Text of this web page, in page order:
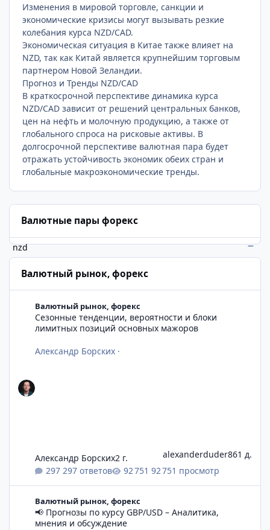
Изменения в мировой торговле, санкции и
экономические кризисы могут вызывать резкие
колебания курса NZD/CAD.
Экономическая ситуация в Китае также влияет на
NZD, так как Китай является крупнейшим торговым
партнером Новой Зеландии.
Прогноз и Тренды NZD/CAD
В краткосрочной перспективе динамика курса
NZD/CAD зависит от решений центральных банков,
цен на нефть и молочную продукцию, а также от
глобального спроса на рисковые активы. В
долгосрочной перспективе валютная пара будет
отражать устойчивость экономик обеих стран и
глобальные макроэкономические тренды.
Валютные пары форекс
nzd
Валютный рынок, форекс
Валютный рынок, форекс
Сезонные тенденции, вероятности и блоки
лимитных позиций основных мажоров
Александр Борских ·
297 ответов 92 751 просмотр
Александр Борских2 г. alexanderduder861 д.
Валютный рынок, форекс
📢 Прогнозы по курсу GBP/USD – Аналитика,
мнения и обсуждение